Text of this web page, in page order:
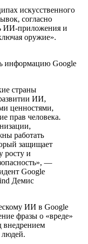
искусственного
согласно
ИИ-приложения и
оружие».
информацию Google
страны
ИИ,
ценностями,
прав человека.
работать
защищает
росту и
—
Google
Демис
ИИ в Google
фразы о «вреде»
внедрением
людей.